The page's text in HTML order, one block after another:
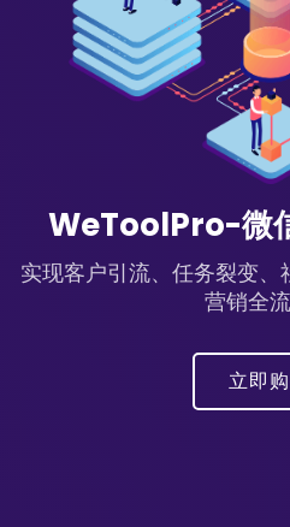
WeToolPro-微
实现客户引流、任务裂变
营销全流
立即